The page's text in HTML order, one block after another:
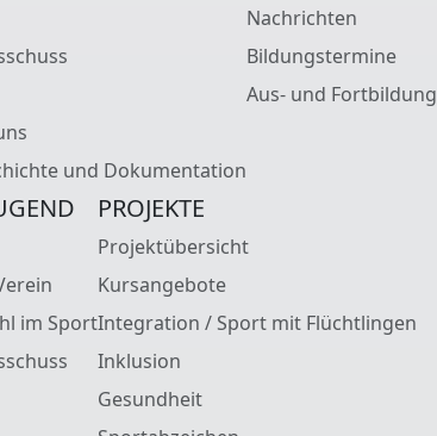
und Dokumentation
Nachrichten
Bildungstermine
Aus- und Fortbildung
im Sport
PROJEKTE
Projektübersicht
Kursangebote
Integration / Sport mit Flüchtlingen
Inklusion
Gesundheit